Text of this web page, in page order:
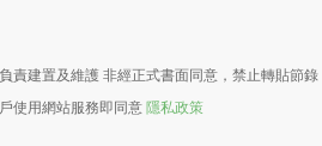
責建置及維護 非經正式書面同意，禁止轉貼節錄
使用網站服務即同意 隱私政策